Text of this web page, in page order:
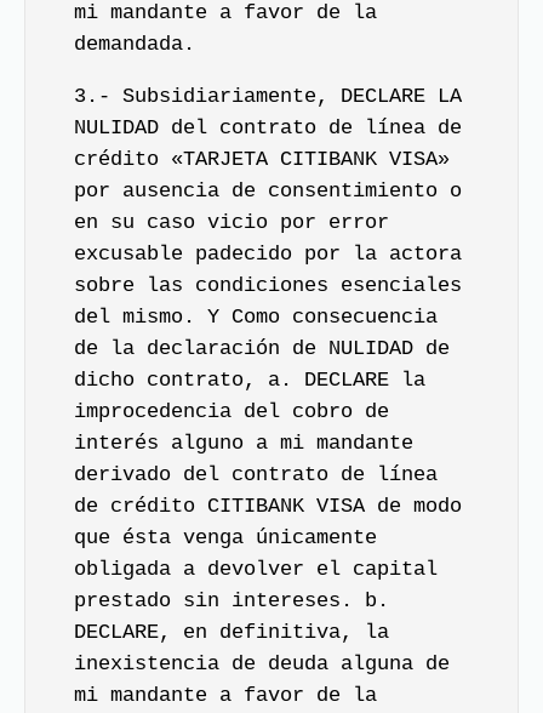
mi mandante a favor de la
demandada.
3.- Subsidiariamente, DECLARE LA
NULIDAD del contrato de línea de
crédito «TARJETA CITIBANK VISA»
por ausencia de consentimiento o
en su caso vicio por error
excusable padecido por la actora
sobre las condiciones esenciales
del mismo. Y Como consecuencia
de la declaración de NULIDAD de
dicho contrato, a. DECLARE la
improcedencia del cobro de
interés alguno a mi mandante
derivado del contrato de línea
de crédito CITIBANK VISA de modo
que ésta venga únicamente
obligada a devolver el capital
prestado sin intereses. b.
DECLARE, en definitiva, la
inexistencia de deuda alguna de
mi mandante a favor de la